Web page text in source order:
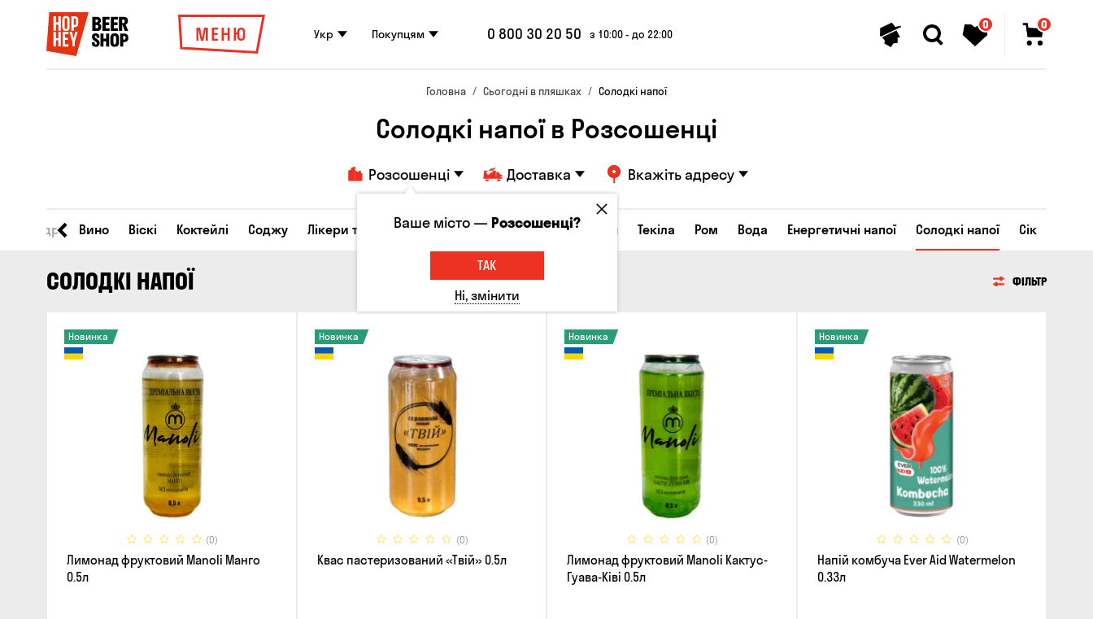
МЕНЮ Укр Покупцям 0 800 30 20 50 з 10:00 - до 22:00
0 0
Головна Сьогодні в пляшках Солодкі напої
Солодкі напої в Розсошенці
Розсошенці Доставка Вкажіть адресу
Сидр Вино Віскі Коктейлі Соджу Лікери та настоянки Коньяки та бренді Джин Текіла Ром Вода Енергетичні напої Солодкі напої Сік
СОЛОДКІ НАПОЇ ФІЛЬТР
(0)
Новинка
Лимонад фруктовий Manoli Манго
0.5л
(0)
Новинка
Квас пастеризований «Твій» 0.5л
(0)
Новинка
Лимонад фруктовий Manoli Кактус-
Гуава-Ківі 0.5л
(0)
Новинка
Напій комбуча Ever Aid Watermelon
0.33л
Ваше місто —Розсошенці?
ТАК
Ні, змінити